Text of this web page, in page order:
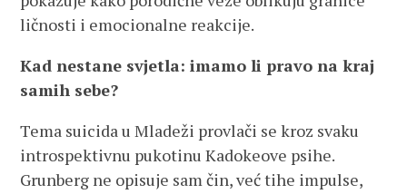
ličnosti i emocionalne reakcije.
Kad nestane svjetla: imamo li pravo na kraj
samih sebe?
Tema suicida u Mladeži provlači se kroz svaku
introspektivnu pukotinu Kadokeove psihe.
Grunberg ne opisuje sam čin, već tihe impulse,